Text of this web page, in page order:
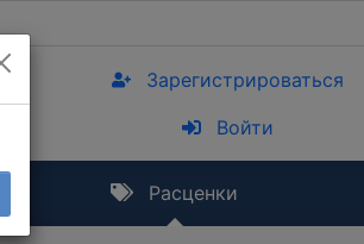
Зарегистрироваться
Войти
Расценки